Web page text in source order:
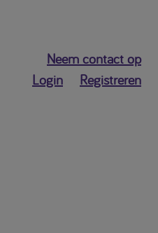
Neem contact op
Login
Registreren